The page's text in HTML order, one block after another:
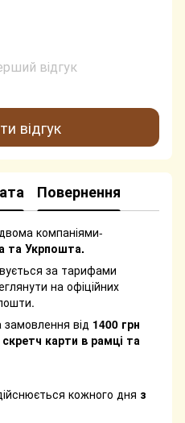
відгук
відгук
Повернення
компаніями-
та Укрпошта.
за тарифами
на офіційних
замовлення від 1400 грн
карти в рамці та
кожного дня з